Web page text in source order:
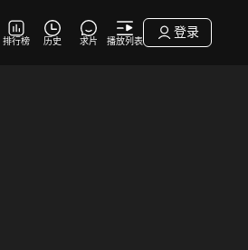
排行榜 历史 求片 播放列表
登录